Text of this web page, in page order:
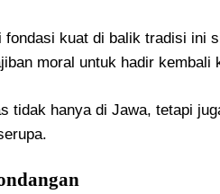
fondasi kuat di balik tradisi ini
moral untuk hadir kembali
tidak hanya di Jawa, tetapi